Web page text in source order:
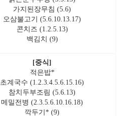
가지된장무침 (5.6)
오삼불고기 (5.6.10.13.17)
콘치즈 (1.2.5.13)
백김치 (9)
[중식]
적은밥*
초계국수 (1.2.3.4.5.6.15.16)
참치두부조림 (5.6.13)
메밀전병 (2.3.5.6.10.16.18)
깍두기* (9)